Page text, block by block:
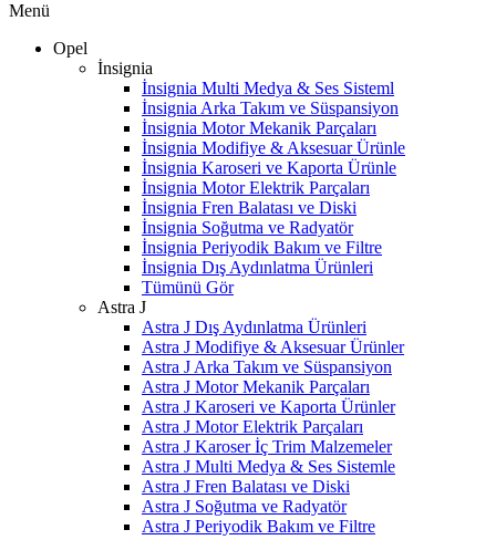
Menü
Opel
İnsignia
İnsignia Multi Medya & Ses Sisteml
İnsignia Arka Takım ve Süspansiyon
İnsignia Motor Mekanik Parçaları
İnsignia Modifiye & Aksesuar Ürünle
İnsignia Karoseri ve Kaporta Ürünle
İnsignia Motor Elektrik Parçaları
İnsignia Fren Balatası ve Diski
İnsignia Soğutma ve Radyatör
İnsignia Periyodik Bakım ve Filtre
İnsignia Dış Aydınlatma Ürünleri
Tümünü Gör
Astra J
Astra J Dış Aydınlatma Ürünleri
Astra J Modifiye & Aksesuar Ürünler
Astra J Arka Takım ve Süspansiyon
Astra J Motor Mekanik Parçaları
Astra J Karoseri ve Kaporta Ürünler
Astra J Motor Elektrik Parçaları
Astra J Karoser İç Trim Malzemeler
Astra J Multi Medya & Ses Sistemle
Astra J Fren Balatası ve Diski
Astra J Soğutma ve Radyatör
Astra J Periyodik Bakım ve Filtre